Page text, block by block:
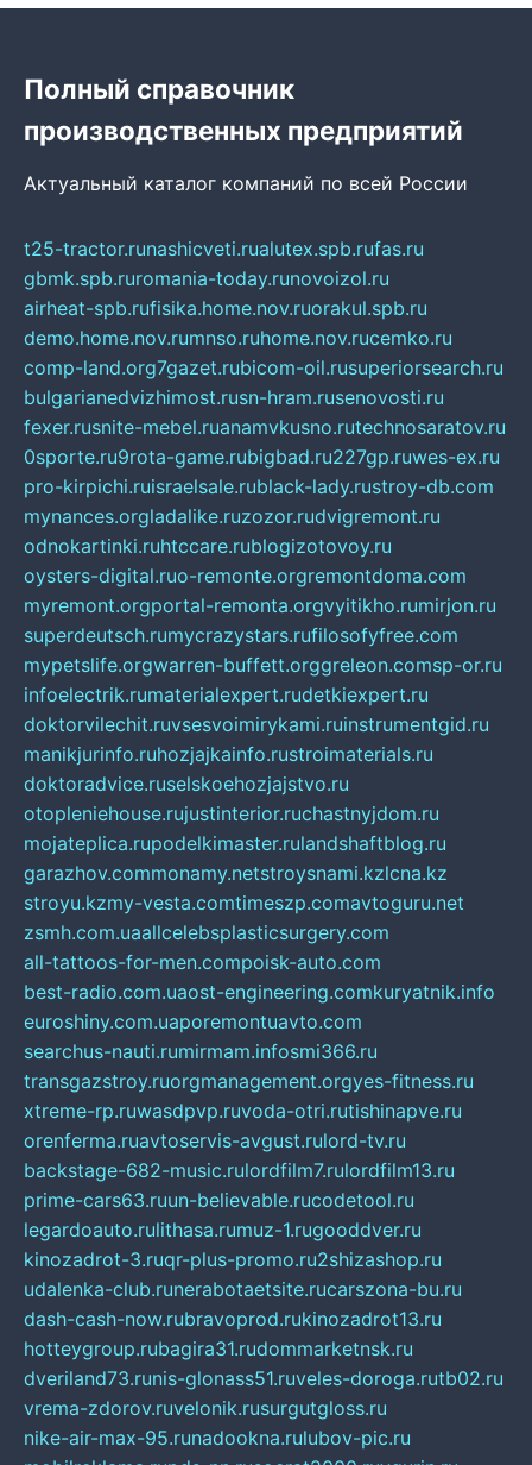
Полный справочник
производственных предприятий
Актуальный каталог компаний по всей России
t25-tractor.runashicveti.rualutex.spb.rufas.ru
gbmk.spb.ruromania-today.runovoizol.ru
airheat-spb.rufisika.home.nov.ruorakul.spb.ru
demo.home.nov.rumnso.ruhome.nov.rucemko.ru
comp-land.org7gazet.rubicom-oil.rusuperiorsearch.ru
bulgarianedvizhimost.rusn-hram.rusenovosti.ru
fexer.rusnite-mebel.ruanamvkusno.rutechnosaratov.ru
0sporte.ru9rota-game.rubigbad.ru227gp.ruwes-ex.ru
pro-kirpichi.ruisraelsale.rublack-lady.rustroy-db.com
mynances.orgladalike.ruzozor.rudvigremont.ru
odnokartinki.ruhtccare.rublogizotovoy.ru
oysters-digital.ruo-remonte.orgremontdoma.com
myremont.orgportal-remonta.orgvyitikho.rumirjon.ru
superdeutsch.rumycrazystars.rufilosofyfree.com
mypetslife.orgwarren-buffett.orggreleon.comsp-or.ru
infoelectrik.rumaterialexpert.rudetkiexpert.ru
doktorvilechit.ruvsesvoimirykami.ruinstrumentgid.ru
manikjurinfo.ruhozjajkainfo.rustroimaterials.ru
doktoradvice.ruselskoehozjajstvo.ru
otopleniehouse.rujustinterior.ruchastnyjdom.ru
mojateplica.rupodelkimaster.rulandshaftblog.ru
garazhov.commonamy.netstroysnami.kzlcna.kz
stroyu.kzmy-vesta.comtimeszp.comavtoguru.net
zsmh.com.uaallcelebsplasticsurgery.com
all-tattoos-for-men.compoisk-auto.com
best-radio.com.uaost-engineering.comkuryatnik.info
euroshiny.com.uaporemontuavto.com
searchus-nauti.rumirmam.infosmi366.ru
transgazstroy.ruorgmanagement.orgyes-fitness.ru
xtreme-rp.ruwasdpvp.ruvoda-otri.rutishinapve.ru
orenferma.ruavtoservis-avgust.rulord-tv.ru
backstage-682-music.rulordfilm7.rulordfilm13.ru
prime-cars63.ruun-believable.rucodetool.ru
legardoauto.rulithasa.rumuz-1.rugooddver.ru
kinozadrot-3.ruqr-plus-promo.ru2shizashop.ru
udalenka-club.runerabotaetsite.rucarszona-bu.ru
dash-cash-now.rubravoprod.rukinozadrot13.ru
hotteygroup.rubagira31.rudommarketnsk.ru
dveriland73.runis-glonass51.ruveles-doroga.rutb02.ru
vrema-zdorov.ruvelonik.rusurgutgloss.ru
nike-air-max-95.runadookna.rulubov-pic.ru